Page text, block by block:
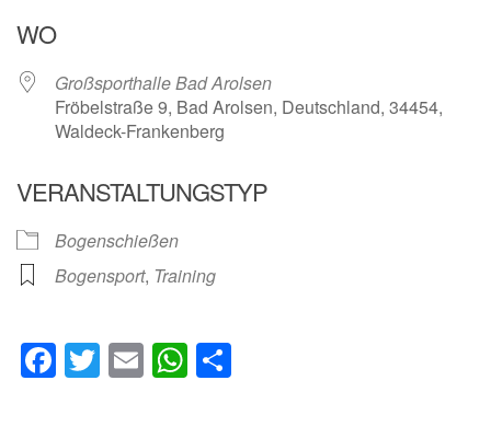
WO
Großsporthalle Bad Arolsen
Fröbelstraße 9, Bad Arolsen, Deutschland, 34454,
Waldeck-Frankenberg
VERANSTALTUNGSTYP
Bogenschießen
Bogensport, Training
Facebook
Twitter
EmailWhatsApp